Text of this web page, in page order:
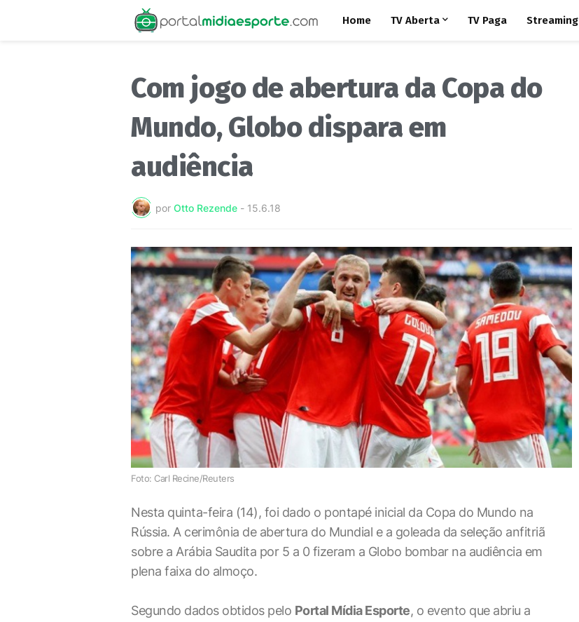
Home TV Aberta TV Paga Streaming
Com jogo de abertura da Copa do
Mundo, Globo dispara em
audiência
por Otto Rezende - 15.6.18
Foto: Carl Recine/Reuters
Nesta quinta-feira (14), foi dado o pontapé inicial da Copa do Mundo na
Rússia. A cerimônia de abertura do Mundial e a goleada da seleção anfitriã
sobre a Arábia Saudita por 5 a 0 fizeram a Globo bombar na audiência em
plena faixa do almoço.
Segundo dados obtidos pelo Portal Mídia Esporte, o evento que abriu a